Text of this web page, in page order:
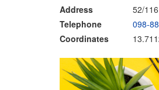
Address
52/
Telephone
098-
Coordinates